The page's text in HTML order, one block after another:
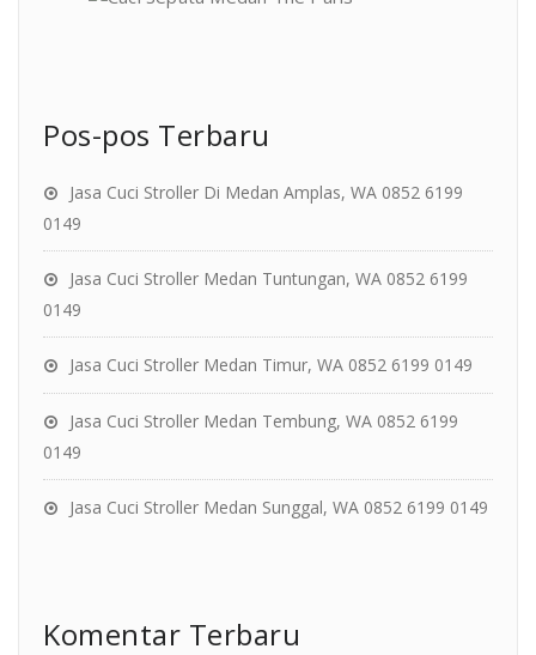
Pos-pos Terbaru
Jasa Cuci Stroller Di Medan Amplas, WA 0852 6199
0149
Jasa Cuci Stroller Medan Tuntungan, WA 0852 6199
0149
Jasa Cuci Stroller Medan Timur, WA 0852 6199 0149
Jasa Cuci Stroller Medan Tembung, WA 0852 6199
0149
Jasa Cuci Stroller Medan Sunggal, WA 0852 6199 0149
Komentar Terbaru